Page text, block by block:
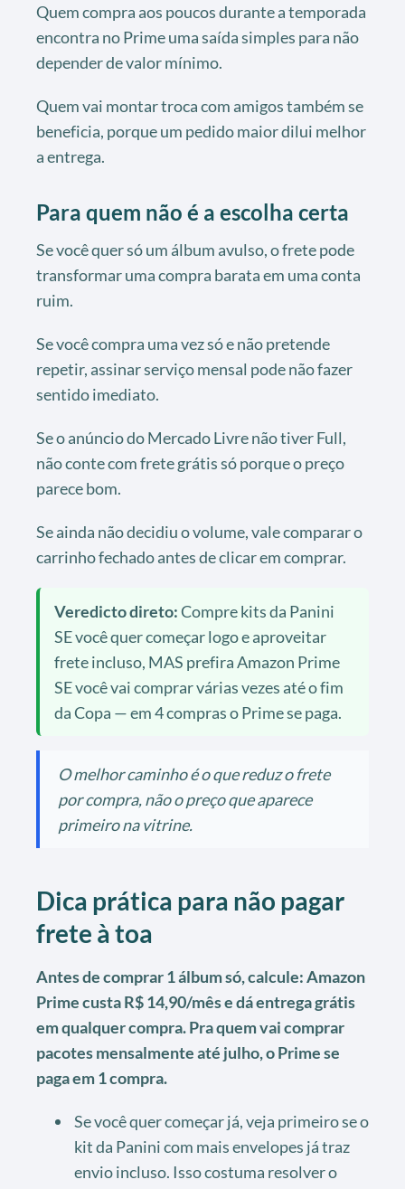
Quem compra aos poucos durante a temporada
encontra no Prime uma saída simples para não
depender de valor mínimo.
Quem vai montar troca com amigos também se
beneficia, porque um pedido maior dilui melhor
a entrega.
Para quem não é a escolha certa
Se você quer só um álbum avulso, o frete pode
transformar uma compra barata em uma conta
ruim.
Se você compra uma vez só e não pretende
repetir, assinar serviço mensal pode não fazer
sentido imediato.
Se o anúncio do Mercado Livre não tiver Full,
não conte com frete grátis só porque o preço
parece bom.
Se ainda não decidiu o volume, vale comparar o
carrinho fechado antes de clicar em comprar.
Veredicto direto:Compre kits da Panini
SE você quer começar logo e aproveitar
frete incluso, MAS prefira Amazon Prime
SE você vai comprar várias vezes até o fim
da Copa — em 4 compras o Prime se paga.
O melhor caminho é o que reduz o frete
por compra, não o preço que aparece
primeiro na vitrine.
Dica prática para não pagar
frete à toa
Antes de comprar 1 álbum só, calcule: Amazon
Prime custa R$ 14,90/mês e dá entrega grátis
em qualquer compra. Pra quem vai comprar
pacotes mensalmente até julho, o Prime se
paga em 1 compra.
Se você quer começar já, veja primeiro se o
kit da Panini com mais envelopes já traz
envio incluso. Isso costuma resolver o